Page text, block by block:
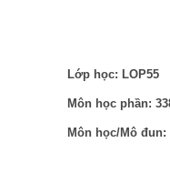
Lớp học: LOP55
Môn học phần:
Môn học/Mô